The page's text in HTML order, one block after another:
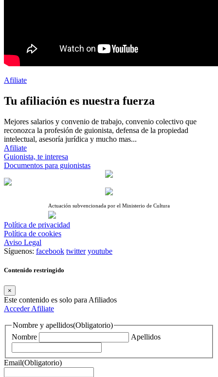
Afiliate
Tu afiliación es nuestra fuerza
Mejores salarios y convenio de trabajo, convenio colectivo que
reconozca la profesión de guionista, defensa de la propiedad
intelectual, asesoría jurídica y mucho mas...
Afiliate
Guionista, te interesa
Documentos para guionistas
Actuación subvencionada por el Ministerio de Cultura
Política de privacidad
Política de cookies
Aviso Legal
Síguenos: facebook twitter youtube
Contenido restringido
×
Este contenido es solo para Afiliados
AccederAfiliate
Nombre y apellidos(Obligatorio)
Nombre
Apellidos
Email(Obligatorio)